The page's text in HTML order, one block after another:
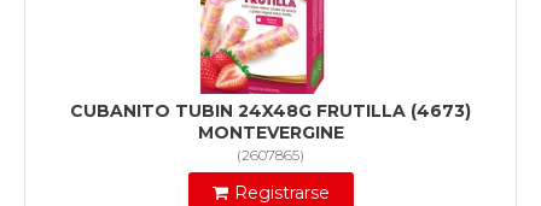
CUBANITO TUBIN 24X48G FRUTILLA (4673)
MONTEVERGINE
(2607865)
Registrarse